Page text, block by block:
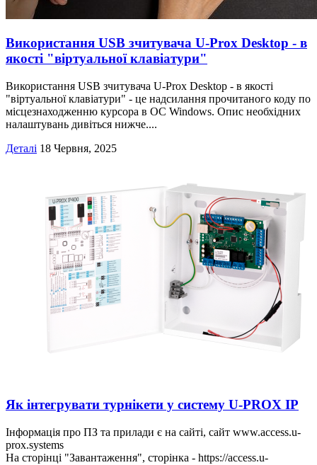
Використання USB зчитувача U-Prox Desktop - в
якості "віртуальної клавіатури"
Використання USB зчитувача U-Prox Desktop - в якості
"віртуальної клавіатури" - це надсилання прочитаного коду по
місцезнаходженню курсора в ОС Windows. Опис необхідних
налаштувань дивіться нижче....
Деталі 18 Червня, 2025
Як інтегрувати турнікети у систему U‑PROX IP
Інформація про ПЗ та прилади є на сайті, сайт www.access.u-
prox.systems
На сторінці "Завантаження", сторінка - https://access.u-